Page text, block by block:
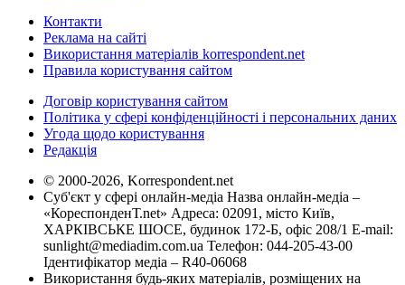
Контакти
Реклама на сайті
Використання матеріалів korrespondent.net
Правила користування сайтом
Договір користування сайтом
Політика у сфері конфіденційності і персональних даних
Угода щодо користування
Редакція
© 2000-2026, Korrespondent.net
Суб'єкт у сфері онлайн-медіа Назва онлайн-медіа –
«КореспонденТ.net» Адреса: 02091, місто Київ,
ХАРКІВСЬКЕ ШОСЕ, будинок 172-Б, офіс 208/1 E-mail:
sunlight@mediadim.com.ua Телефон: 044-205-43-00
Ідентифікатор медіа – R40-06068
Використання будь-яких матеріалів, розміщених на